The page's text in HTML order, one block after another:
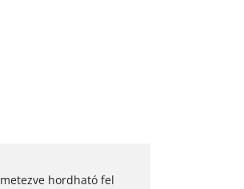
hordható fel